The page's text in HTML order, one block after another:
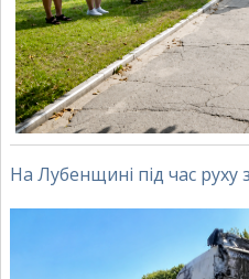
На Лубенщині під час руху